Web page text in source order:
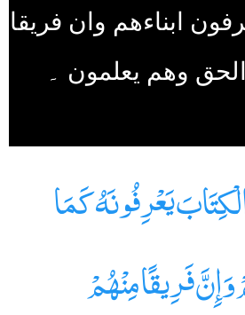
ابناءهم وان فريقا
وهم يعلمون ۔
يَعْرِفُونَهُ كَمَا
فَرِيقًا مِنْهُمْ